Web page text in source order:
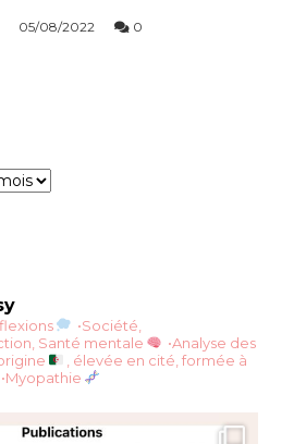
05/08/2022 0
•Société,
Santé mentale
•Analyse des
, élevée en cité, formée à
•Myopathie